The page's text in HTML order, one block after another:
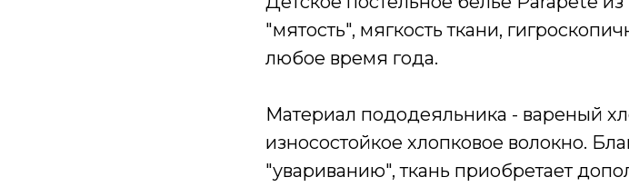
"мятость", мягкость ткани,
любое время года.
Материал пододеяльника - вареный
износостойкое хлопковое волокно.
"увариванию", ткань приобретает